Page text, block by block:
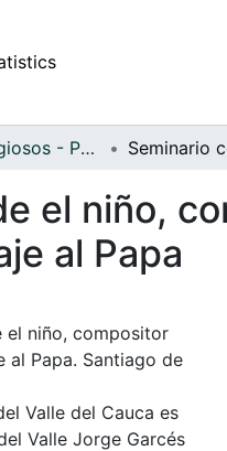
APFFVC - Religiosos - Patrimonial
el niño,
al Papa
el niño, compositor
al Papa. Santiago de
Valle del Cauca es
Valle Jorge Garcés